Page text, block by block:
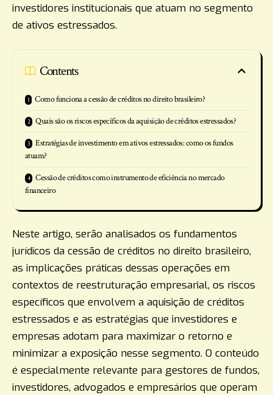
investidores institucionais que atuam no segmento
de ativos estressados.
Contents
Como funciona a cessão de créditos no direito brasileiro?
Quais são os riscos específicos da aquisição de créditos estressados?
Estratégias de investimento em ativos estressados: como os fundos
atuam?
Cessão de créditos como instrumento de eficiência no mercado
financeiro
Neste artigo, serão analisados os fundamentos
jurídicos da cessão de créditos no direito brasileiro,
as implicações práticas dessas operações em
contextos de reestruturação empresarial, os riscos
específicos que envolvem a aquisição de créditos
estressados e as estratégias que investidores e
empresas adotam para maximizar o retorno e
minimizar a exposição nesse segmento. O conteúdo
é especialmente relevante para gestores de fundos,
investidores, advogados e empresários que operam